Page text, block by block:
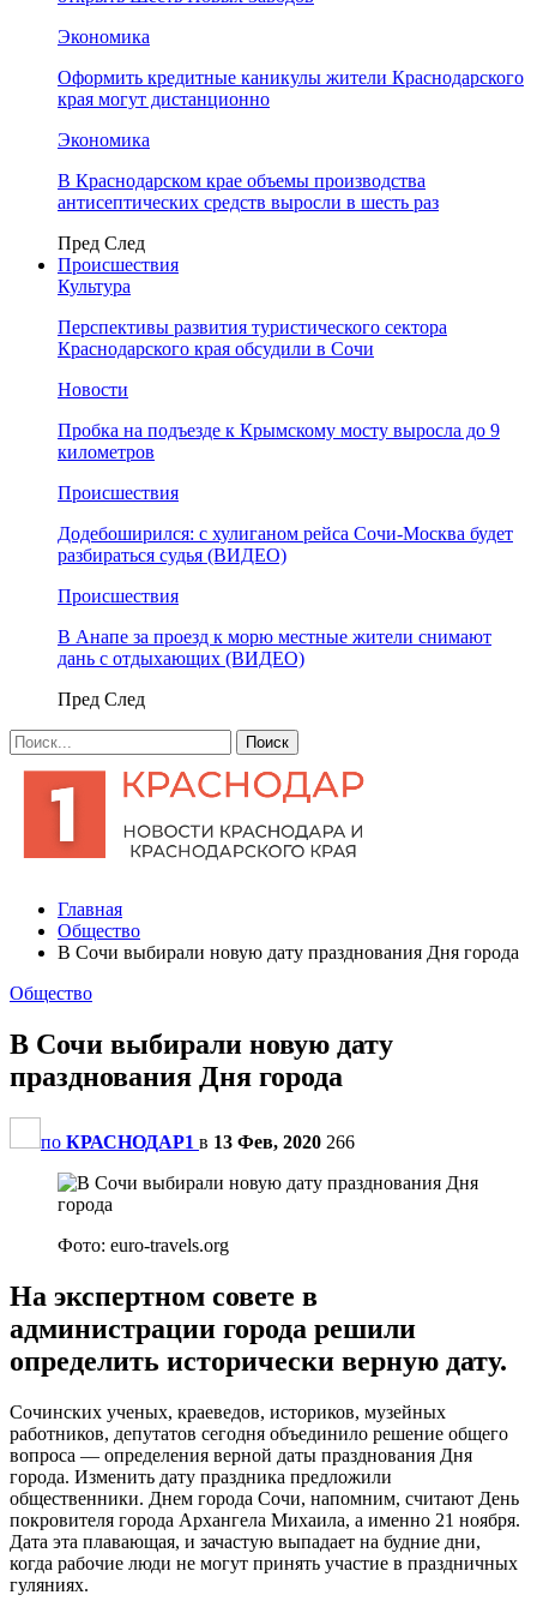
Экономика
Оформить кредитные каникулы жители Краснодарского
края могут дистанционно
Экономика
В Краснодарском крае объемы производства
антисептических средств выросли в шесть раз
Пред След
Происшествия
Культура
Перспективы развития туристического сектора
Краснодарского края обсудили в Сочи
Новости
Пробка на подъезде к Крымскому мосту выросла до 9
километров
Происшествия
Додебоширился: с хулиганом рейса Сочи-Москва будет
разбираться судья (ВИДЕО)
Происшествия
В Анапе за проезд к морю местные жители снимают
дань с отдыхающих (ВИДЕО)
Пред След
Главная
Общество
В Сочи выбирали новую дату празднования Дня города
Общество
В Сочи выбирали новую дату
празднования Дня города
по КРАСНОДАР1 в 13 Фев, 2020 266
Фото: euro-travels.org
На экспертном совете в
администрации города решили
определить исторически верную дату.
Сочинских ученых, краеведов, историков, музейных
работников, депутатов сегодня объединило решение общего
вопроса — определения верной даты празднования Дня
города. Изменить дату праздника предложили
общественники. Днем города Сочи, напомним, считают День
покровителя города Архангела Михаила, а именно 21 ноября.
Дата эта плавающая, и зачастую выпадает на будние дни,
когда рабочие люди не могут принять участие в праздничных
гуляниях.